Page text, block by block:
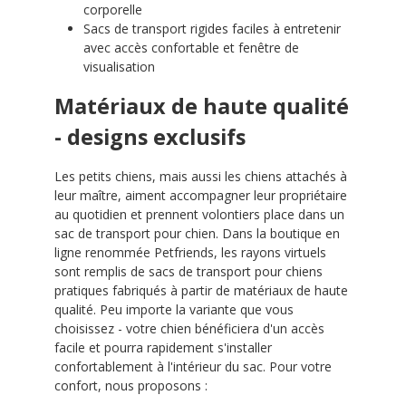
corporelle
Sacs de transport rigides faciles à entretenir
avec accès confortable et fenêtre de
visualisation
Matériaux de haute qualité
- designs exclusifs
Les petits chiens, mais aussi les chiens attachés à
leur maître, aiment accompagner leur propriétaire
au quotidien et prennent volontiers place dans un
sac de transport pour chien. Dans la boutique en
ligne renommée Petfriends, les rayons virtuels
sont remplis de sacs de transport pour chiens
pratiques fabriqués à partir de matériaux de haute
qualité. Peu importe la variante que vous
choisissez - votre chien bénéficiera d'un accès
facile et pourra rapidement s'installer
confortablement à l'intérieur du sac. Pour votre
confort, nous proposons :